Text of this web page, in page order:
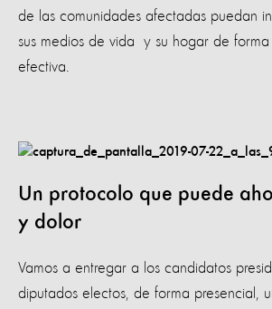
de las comunidades afectadas puedan
sus medios de vida y su hogar de
efectiva.
Un protocolo que puede
y dolor
Vamos a entregar a los candidatos
diputados electos, de forma presencial,